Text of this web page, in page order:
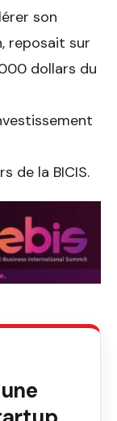
son
reposait sur
dollars du
de la BICIS.